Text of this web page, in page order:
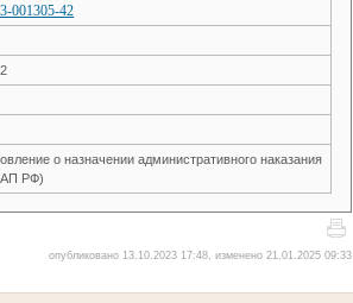
001305-42
о назначении административного наказания
РФ)
опубликовано 13.10.2023 17:48, изменено 21.01.2025 09:33